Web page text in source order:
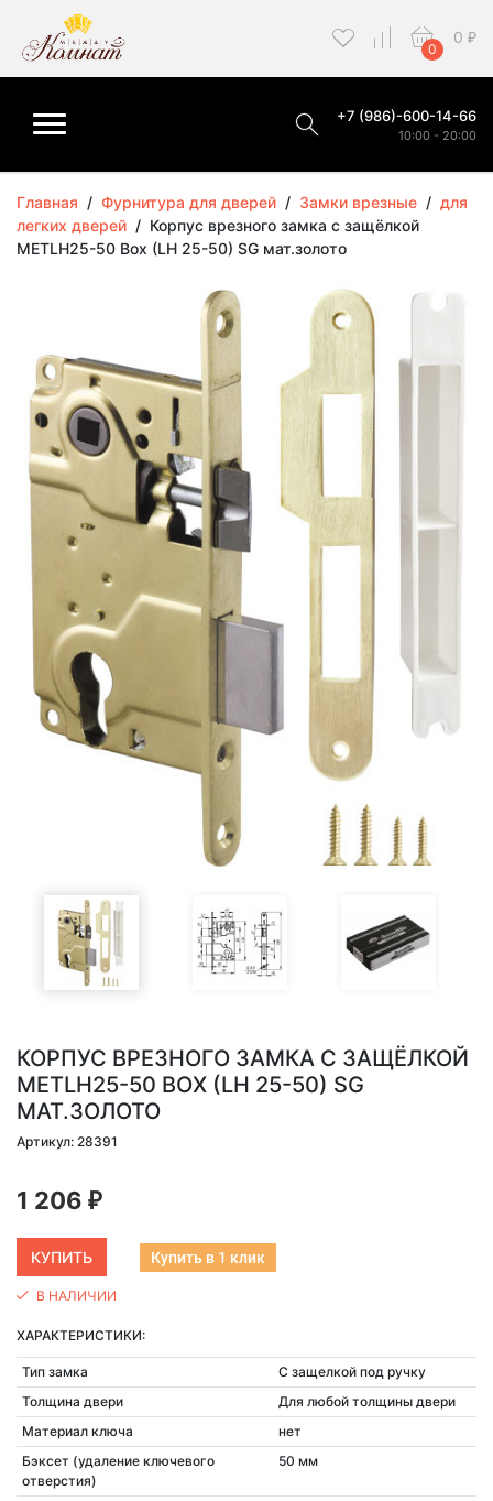
0
0 ₽
+7 (986)-600-14-66
10:00 - 20:00
Главная / Фурнитура для дверей / Замки врезные / для
легких дверей / Корпус врезного замка c защёлкой
METLH25-50 Box (LH 25-50) SG мат.золото
КОРПУС ВРЕЗНОГО ЗАМКА C ЗАЩЁЛКОЙ
METLH25-50 BOX (LH 25-50) SG
МАТ.ЗОЛОТО
Артикул: 28391
1 206 ₽
Купить в 1 клик
В НАЛИЧИИ
ХАРАКТЕРИСТИКИ:
Тип замка
С защелкой под ручку
Толщина двери
Для любой толщины двери
Материал ключа
нет
Бэксет (удаление ключевого
отверстия)
50 мм